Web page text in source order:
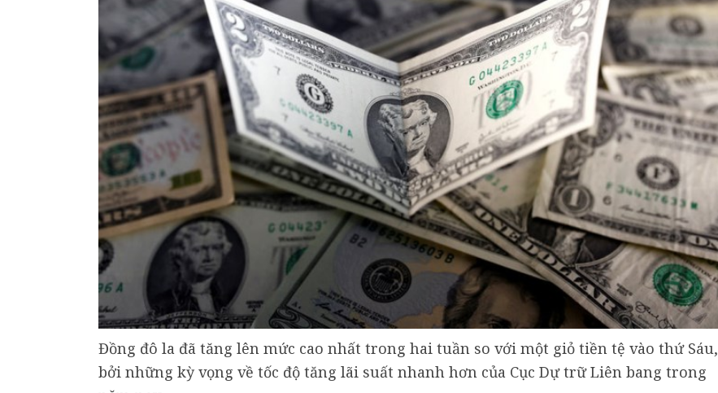
Đồng đô la đã tăng lên mức cao nhất trong hai tuần so với một giỏ tiền tệ vào thứ Sáu,
bởi những kỳ vọng về tốc độ tăng lãi suất nhanh hơn của Cục Dự trữ Liên bang trong